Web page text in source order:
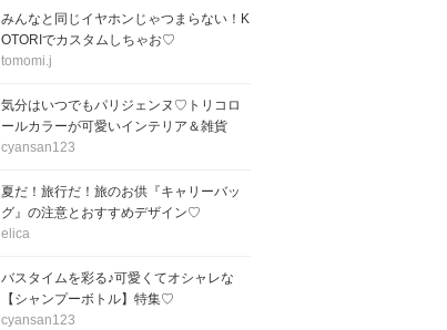
みんなと同じイヤホンじゃつまらない！K
OTORIでカスタムしちゃお♡
tomomi.j
気分はいつでもパリジェンヌ♡トリコロ
ールカラーが可愛いインテリア＆雑貨
cyansan123
夏だ！旅行だ！旅のお供『キャリーバッ
グ』の注意とおすすめデザイン♡
elica
バスタイムを彩る♪可愛くてオシャレな
【シャンプーボトル】特集♡
cyansan123